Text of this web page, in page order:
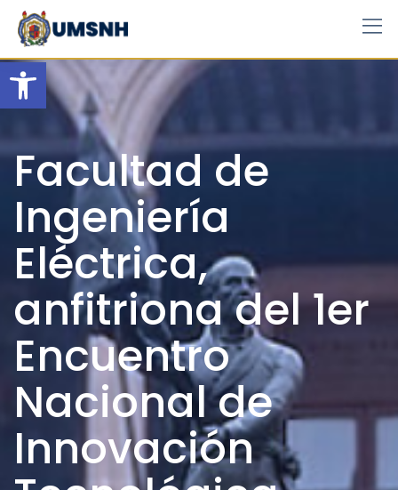
Open toolbar
Skip
content
Facultad de
Ingeniería
Eléctrica,
anfitriona del 1er
Encuentro
Nacional de
Innovación